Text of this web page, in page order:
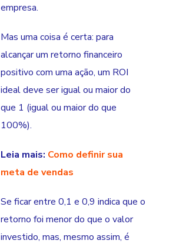
empresa.
Mas uma coisa é certa: para
alcançar um retorno financeiro
positivo com uma ação, um ROI
ideal deve ser igual ou maior do
que 1 (igual ou maior do que
100%).
Leia mais: Como definir sua
meta de vendas
Se ficar entre 0,1 e 0,9 indica que o
retorno foi menor do que o valor
investido, mas, mesmo assim, é